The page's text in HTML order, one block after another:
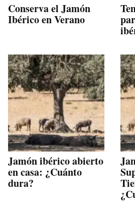
Conserva el Jamón
Ibérico en Verano
Jamón ibérico abierto
en casa: ¿Cuánto
dura?